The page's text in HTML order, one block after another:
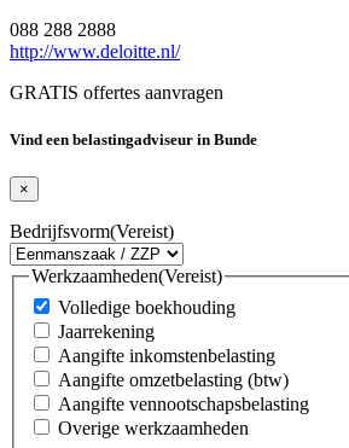
088 288 2888
http://www.deloitte.nl/
GRATIS offertes aanvragen
Vind een belastingadviseur in Bunde
×
Bedrijfsvorm(Vereist)
Werkzaamheden(Vereist)
Volledige boekhouding
Jaarrekening
Aangifte inkomstenbelasting
Aangifte omzetbelasting (btw)
Aangifte vennootschapsbelasting
Overige werkzaamheden